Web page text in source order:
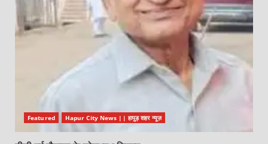
Featured Hapur City News || हापुड़ शहर न्यूज़